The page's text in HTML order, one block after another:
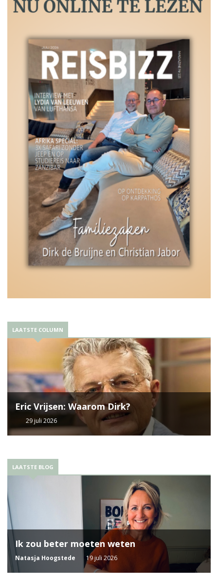
LAATSTE COLUMN
Eric Vrijsen: Waarom Dirk?
29 juli 2026
LAATSTE BLOG
Ik zou beter moeten weten
Natasja Hoogstede 19 juli 2026